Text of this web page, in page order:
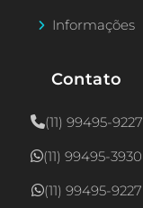
Informações
Contato
(11) 99495-9227
(11) 99495-3930
(11) 99495-9227